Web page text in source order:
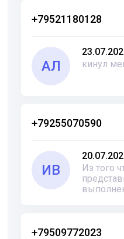
+79521180128
АЛ
кинул
+79255070590
ИВ
Из того
+79509772023